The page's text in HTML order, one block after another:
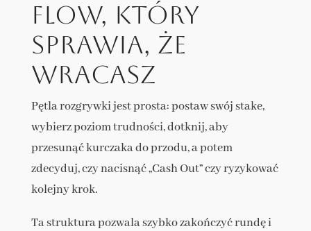
Flow, który
sprawia, że
wracasz
Pętla rozgrywki jest prosta: postaw swój stake,
wybierz poziom trudności, dotknij, aby
przesunąć kurczaka do przodu, a potem
zdecyduj, czy nacisnąć „Cash Out” czy ryzykować
kolejny krok.
Ta struktura pozwala szybko zakończyć rundę i